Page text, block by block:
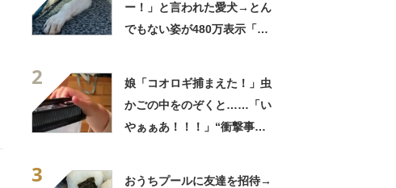
ー！」と言われた愛犬→とん
でもない姿が480万表示「ど
2
娘「コオロギ捕まえた！」虫
かごの中をのぞくと……「い
やぁぁあ！！！」“衝撃事
3
おうちプールに友達を招待→